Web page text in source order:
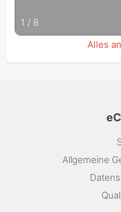
1 / 8
Alles
Allgemeine